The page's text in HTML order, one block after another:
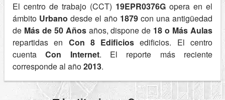
El centro de trabajo (CCT) 19EPR0376G opera en el
ámbito Urbano desde el año 1879 con una antigüedad
de Más de 50 Añosaños, dispone de 18 o Más Aulas
repartidas en Con 8 Edificios edificios. El centro
cuentaCon Internet. El reporte más reciente
corresponde al año2013.